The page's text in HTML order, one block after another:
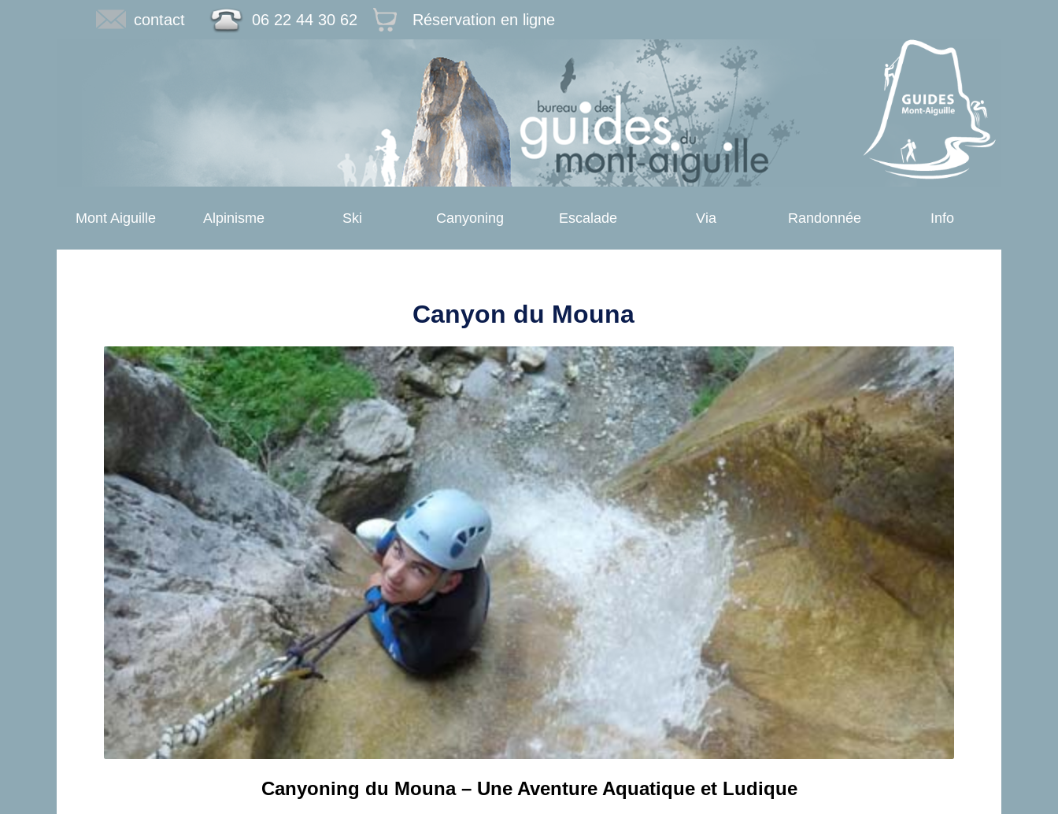
contact 06 22 44 30 62 Réservation en ligne
Mont Aiguille Alpinisme Ski Canyoning Escalade Via Randonnée Info
Canyon du Mouna
Canyoning du Mouna – Une Aventure Aquatique et Ludique